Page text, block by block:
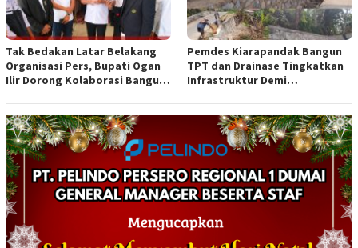
Tak Bedakan Latar Belakang
Organisasi Pers, Bupati Ogan
Ilir Dorong Kolaborasi Bangun
Pemdes Kiarapandak Bangun
TPT dan Drainase Tingkatkan
Infrastruktur Demi